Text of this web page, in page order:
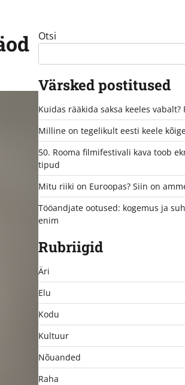
Otsi
Värsked postitused
Kuidas rääkida saksa keeles
Milline on tegelikult eesti keele
50. Rooma filmifestivali kava toob
tipud
Mitu riiki on Euroopas? Siin on
Tööandjate ootused: kogemus ja
enim
Rubriigid
Äri
Elu
Kodu
Kultuur
Nõuanded
Raha